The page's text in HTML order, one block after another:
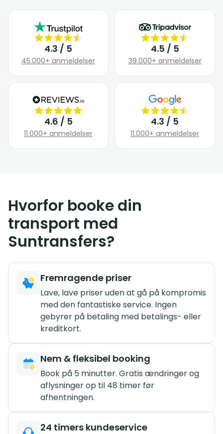
4.3 / 5
45.000+ anmeldelser
4.5 / 5
39.000+ anmeldelser
4.6 / 5
11.000+ anmeldelser
4.3 / 5
11.000+ anmeldelser
Hvorfor booke din
transport med
Suntransfers?
Fremragende priser
Lave, lave priser uden at gå på kompromis
med den fantastiske service. Ingen
gebyrer på betaling med betalings- eller
kreditkort.
Nem & fleksibel booking
Book på 5 minutter. Gratis ændringer og
aflysninger op til 48 timer før
afhentningen.
24 timers kundeservice